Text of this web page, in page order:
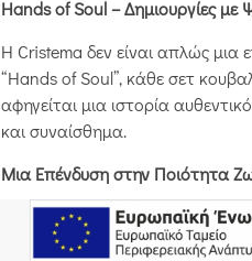
Hands of Soul – Δημιουργίες με
Η Cristema δεν είναι απλώς μια
“Hands of Soul”, κάθε σετ
αφηγείται μια ιστορία
και συναίσθημα.
Μια Επένδυση στην Ποιότητα
Η επιλογή ενός σετ
καθημερινή απόλαυση, στην